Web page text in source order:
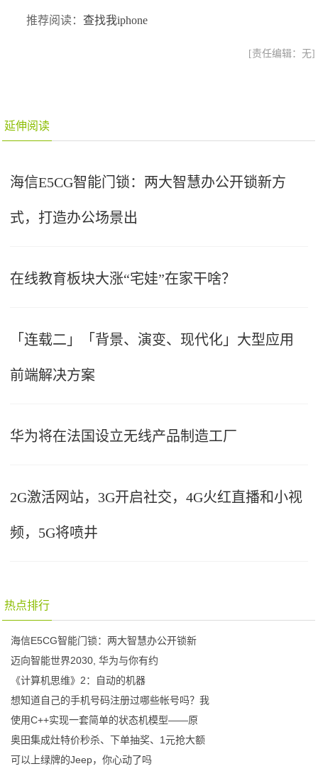
推荐阅读：查找我iphone
[责任编辑：无]
延伸阅读
海信E5CG智能门锁：两大智慧办公开锁新方
式，打造办公场景出
在线教育板块大涨“宅娃”在家干啥？
「连载二」「背景、演变、现代化」大型应用
前端解决方案
华为将在法国设立无线产品制造工厂
2G激活网站，3G开启社交，4G火红直播和小视
频，5G将喷井
热点排行
海信E5CG智能门锁：两大智慧办公开锁新
迈向智能世界2030, 华为与你有约
《计算机思维》2：自动的机器
想知道自己的手机号码注册过哪些帐号吗？我
使用C++实现一套简单的状态机模型——原
奥田集成灶特价秒杀、下单抽奖、1元抢大额
可以上绿牌的Jeep，你心动了吗